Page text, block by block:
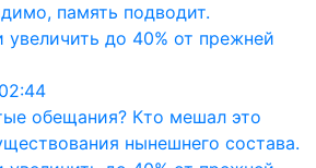
память подводит.
до 40% от прежней
обещания? Кто мешал это
нынешнего состава.